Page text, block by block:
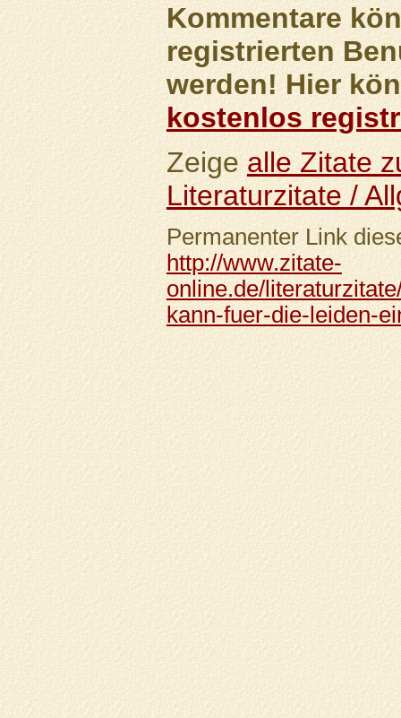
Kommentare
registrierten
werden! Hier
kostenlos
Zeigealle Zitate
Literaturzitate /
Permanenter Link
http://www.zitate-
online.de/
kann-fuer-die-leiden-